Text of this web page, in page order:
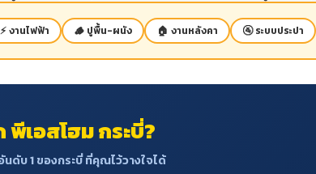
⚡ งานไฟฟ้า 🪵 ปูพื้น-ผนัง 🏠 งานหลังคา 🚰 ระบบประปา
พีเอสโฮม กระบี่?
ดับ 1 ของกระบี่ ที่คุณไว้วางใจได้